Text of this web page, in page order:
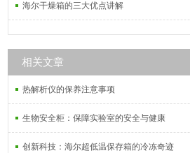
海尔干燥箱的三大优点讲解
相关文章
热解析仪的保养注意事项
生物安全柜：保障实验室的安全与健康
创新科技：海尔超低温保存箱的冷冻奇迹